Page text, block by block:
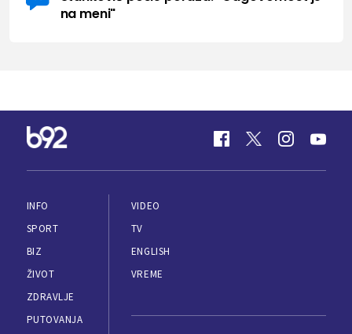
na meni"
INFO
SPORT
BIZ
ŽIVOT
ZDRAVLJE
PUTOVANJA
VIDEO
TV
ENGLISH
VREME